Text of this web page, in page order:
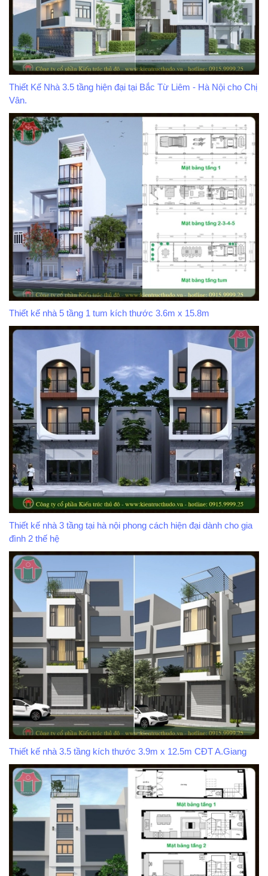
Thiết Kế Nhà 3.5 tầng hiện đại tại Bắc Từ Liêm - Hà Nội cho Chị
Vân.
Thiết kế nhà 5 tầng 1 tum kích thước 3.6m x 15.8m
Thiết kế nhà 3 tầng tại hà nội phong cách hiện đại dành cho gia
đình 2 thế hệ
Thiết kế nhà 3.5 tầng kích thước 3.9m x 12.5m CĐT A.Giang